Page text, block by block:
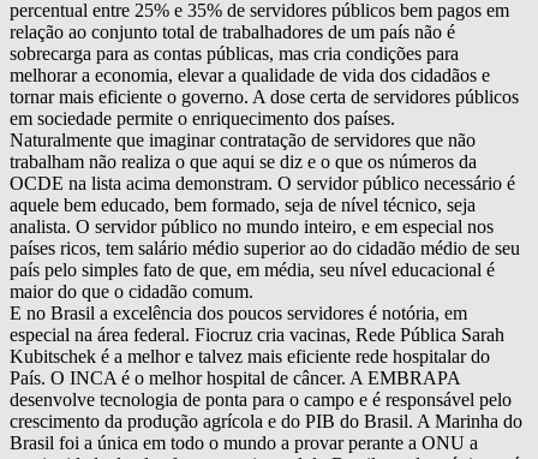
percentual entre 25% e 35% de servidores públicos bem pagos em
relação ao conjunto total de trabalhadores de um país não é
sobrecarga para as contas públicas, mas cria condições para
melhorar a economia, elevar a qualidade de vida dos cidadãos e
tornar mais eficiente o governo. A dose certa de servidores públicos
em sociedade permite o enriquecimento dos países.
Naturalmente que imaginar contratação de servidores que não
trabalham não realiza o que aqui se diz e o que os números da
OCDE na lista acima demonstram. O servidor público necessário é
aquele bem educado, bem formado, seja de nível técnico, seja
analista. O servidor público no mundo inteiro, e em especial nos
países ricos, tem salário médio superior ao do cidadão médio de seu
país pelo simples fato de que, em média, seu nível educacional é
maior do que o cidadão comum.
E no Brasil a excelência dos poucos servidores é notória, em
especial na área federal. Fiocruz cria vacinas, Rede Pública Sarah
Kubitschek é a melhor e talvez mais eficiente rede hospitalar do
País. O INCA é o melhor hospital de câncer. A EMBRAPA
desenvolve tecnologia de ponta para o campo e é responsável pelo
crescimento da produção agrícola e do PIB do Brasil. A Marinha do
Brasil foi a única em todo o mundo a provar perante a ONU a